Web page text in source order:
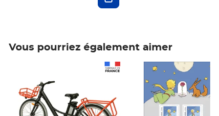
Vous pourriez également aimer
Prix 7,50€